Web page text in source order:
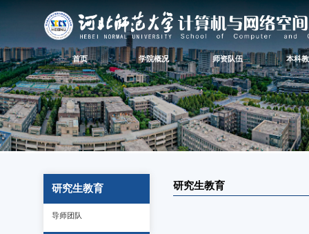
首页 学院概况 师资队伍 本科
研究生教育
导师团队
研究生教育